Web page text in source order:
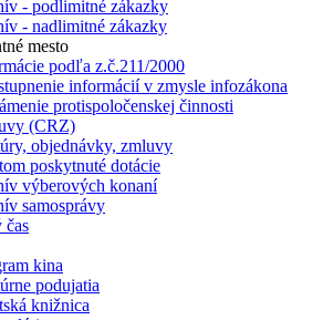
- podlimitné zákazky
- nadlimitné zákazky
mesto
podľa z.č.211/2000
informácií v zmysle infozákona
protispoločenskej činnosti
(CRZ)
objednávky, zmluvy
poskytnuté dotácie
výberových konaní
samosprávy
kina
podujatia
knižnica